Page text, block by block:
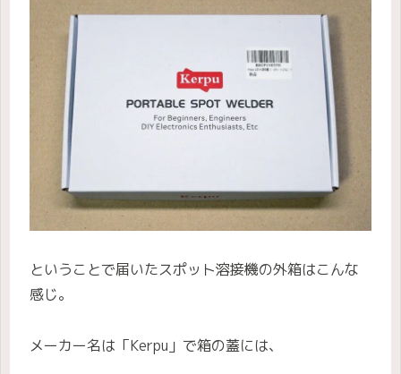
ということで届いたスポット溶接機の外箱はこんな
感じ。
メーカー名は「Kerpu」で箱の蓋には、